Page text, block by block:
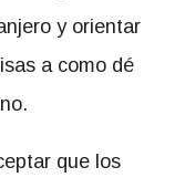
y orientar
a como dé
que los